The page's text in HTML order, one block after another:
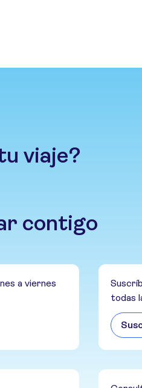
viaje?
contigo
a viernes
todas